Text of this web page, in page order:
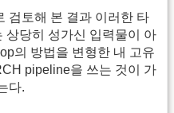
검토해 본 결과 이러한 타
상당히 성가신 입력물이 아
의 방법을 변형한 내 고유
pipeline을 쓰는 것이 가
다.